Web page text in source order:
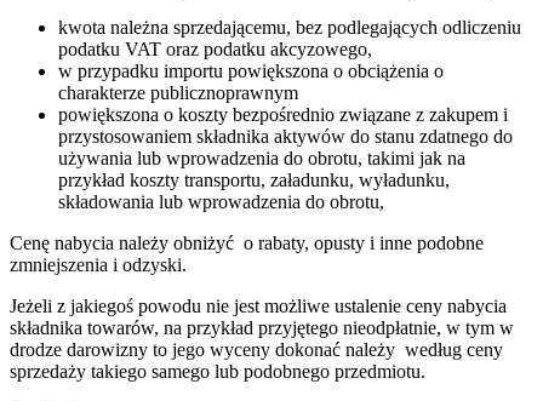
kwota należna sprzedającemu, bez podlegających odliczeniu
podatku VAT oraz podatku akcyzowego,
w przypadku importu powiększona o obciążenia o
charakterze publicznoprawnym
powiększona o koszty bezpośrednio związane z zakupem i
przystosowaniem składnika aktywów do stanu zdatnego do
używania lub wprowadzenia do obrotu, takimi jak na
przykład koszty transportu, załadunku, wyładunku,
składowania lub wprowadzenia do obrotu,
Cenę nabycia należy obniżyć o rabaty, opusty i inne podobne
zmniejszenia i odzyski.
Jeżeli z jakiegoś powodu nie jest możliwe ustalenie ceny nabycia
składnika towarów, na przykład przyjętego nieodpłatnie, w tym w
drodze darowizny to jego wyceny dokonać należy według ceny
sprzedaży takiego samego lub podobnego przedmiotu.